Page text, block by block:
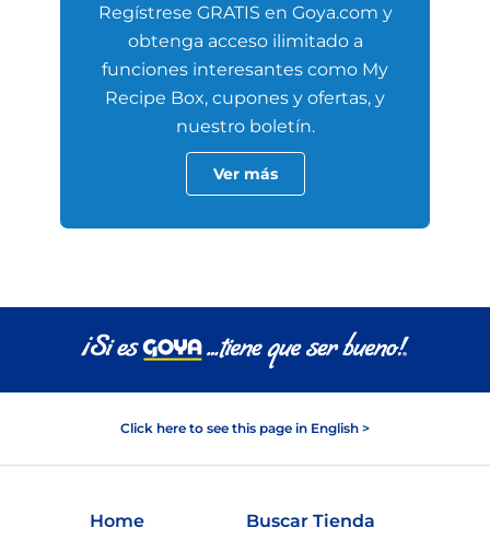
Regístrese GRATIS en Goya.com y
obtenga acceso ilimitado a
funciones interesantes como My
Recipe Box, cupones y ofertas, y
nuestro boletín.
Ver más
Click here to see this page in English >
Home
Buscar Tienda